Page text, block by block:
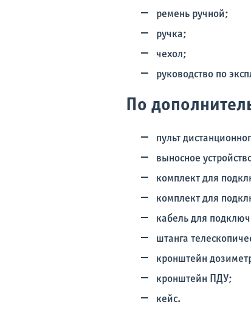
ремень ручной;
ручка;
чехол;
руководство по
По
пульт
выносное
комплект для
комплект для
кабель для
штанга
кронштейн
кронштейн ПДУ;
кейс.